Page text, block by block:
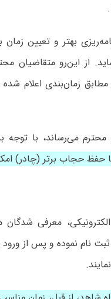
بهتر و تعیین
از این‌رو متقاضیان
مطابق زمان‌بندی اعلام
می‌رساند، با توجه
حفظ حجاب برتر (چادر)